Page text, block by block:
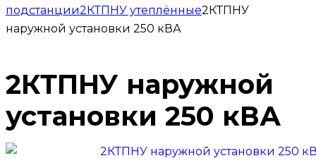
подстанции2КТПНУ утеплённые2КТПНУ
наружной установки 250 кВА
2КТПНУ наружной
установки 250 кВА